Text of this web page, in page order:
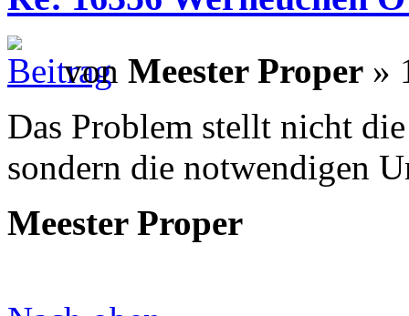
von Meester Proper »
Das Problem stellt nicht
sondern die notwendigen
Meester Proper